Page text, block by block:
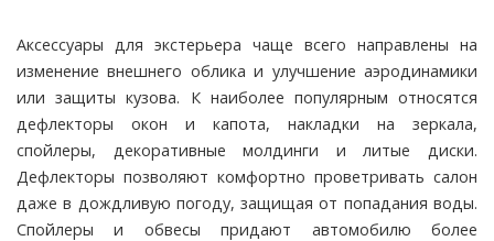
Аксессуары для экстерьера чаще всего направлены на
изменение внешнего облика и улучшение аэродинамики
или защиты кузова. К наиболее популярным относятся
дефлекторы окон и капота, накладки на зеркала,
спойлеры, декоративные молдинги и литые диски.
Дефлекторы позволяют комфортно проветривать салон
даже в дождливую погоду, защищая от попадания воды.
Спойлеры и обвесы придают автомобилю более